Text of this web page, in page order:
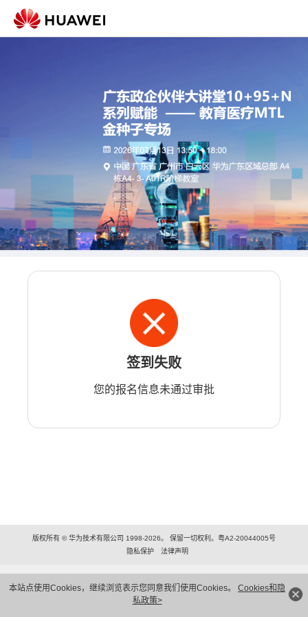
本站点使用Cookies，继续浏览表示您同意我们使用Cookies。 Cookies和隐
私政策>
签到失败
您的报名信息未通过审批
版权所有 © 华为技术有限公司 1998-2026。 保留一切权利。粤A2-20044005号
隐私保护
法律声明